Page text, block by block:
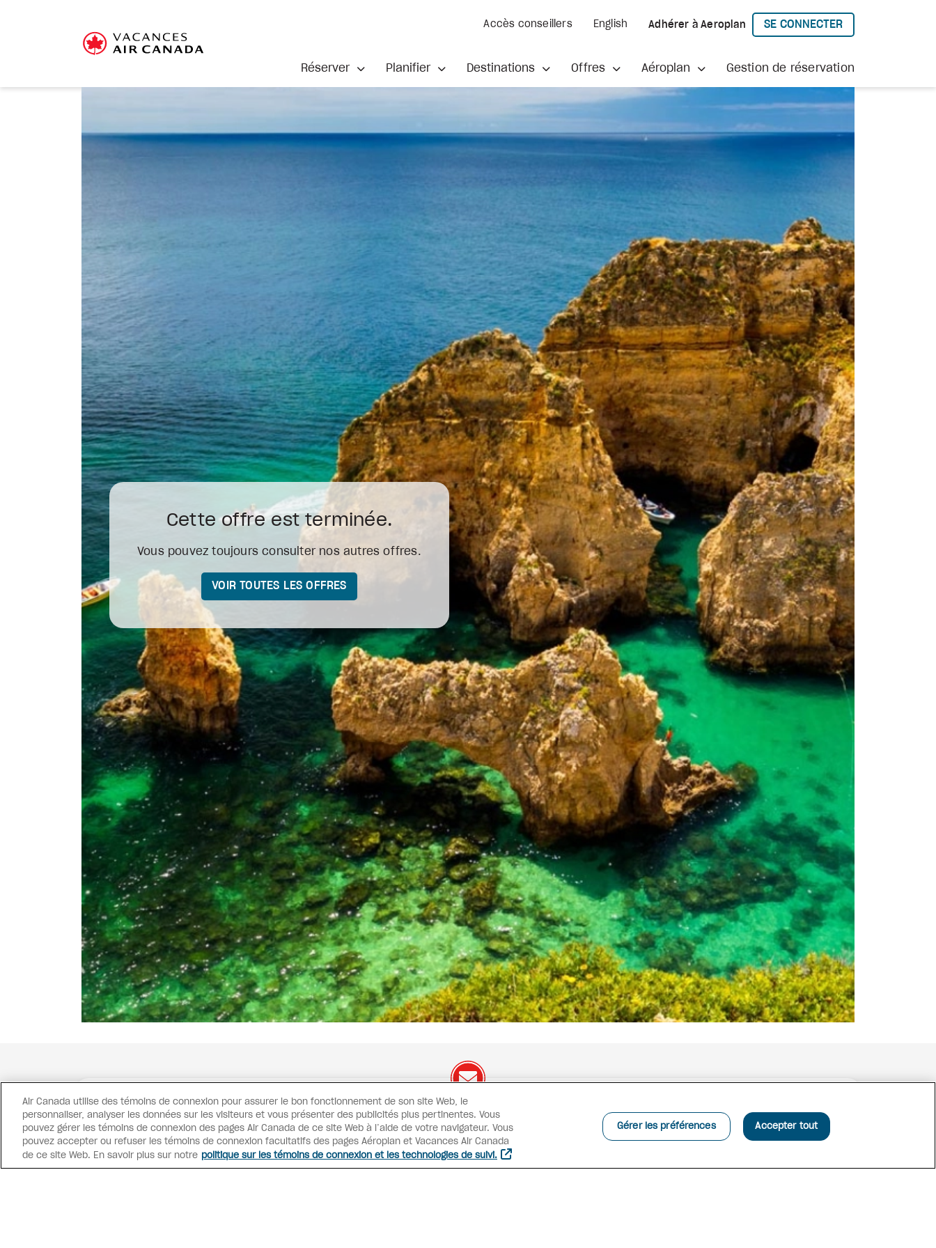
Accès conseillers English Adhérer à Aeroplan
SE CONNECTER
À AEROPLAN
Réserver Planifier Destinations Offres Aéroplan Gestion de réservation
Cette offre est terminée.
Vous pouvez toujours consulter nos autres offres.
VOIR TOUTES LES OFFRES
On a des offres à vous
Offres exclusives Promotions Concours
Air Canada utilise des témoins de connexion pour assurer le bon fonctionnement de son site Web, le
personnaliser, analyser les données sur les visiteurs et vous présenter des publicités plus pertinentes. Vous
pouvez gérer les témoins de connexion des pages Air Canada de ce site Web à l’aide de votre navigateur. Vous
pouvez accepter ou refuser les témoins de connexion facultatifs des pages Aéroplan et Vacances Air Canada
de ce site Web. En savoir plus sur notre politique sur les témoins de connexion et les technologies de suivi.
Gérer les préférences Accepter tout